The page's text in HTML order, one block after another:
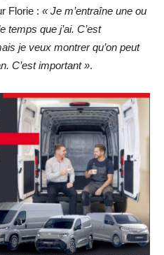
Florie : « Je m’entraîne une ou
temps que j’ai. C’est
je veux montrer qu’on peut
C’est important ».